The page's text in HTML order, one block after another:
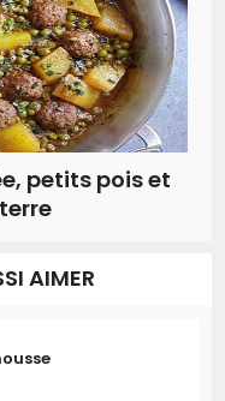
petits pois et
AIMER